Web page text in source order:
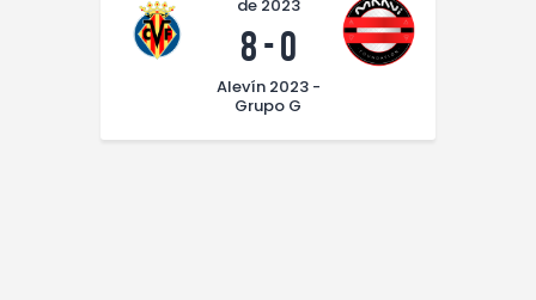
de 2023
8-0
Alevín 2023 -
Grupo G